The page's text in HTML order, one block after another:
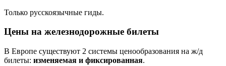
Только русскоязычные гиды.
Цены на железнодорожные билеты
В Европе существуют 2 системы ценообразования на ж/д
билеты: изменяемая и фиксированная.